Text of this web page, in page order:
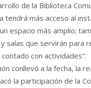
de la Biblioteca
tendrá más acceso al
espacio más amplio;
salas que servirán para
con actividades”.
conllevó a la fecha, la
la participación de la